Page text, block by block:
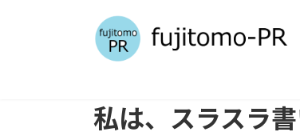
私は、スラスラ